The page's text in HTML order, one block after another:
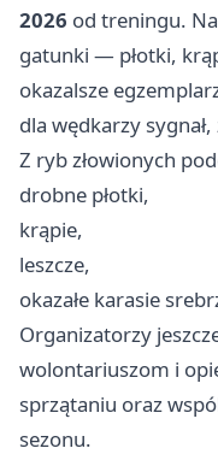
2026 od treningu.
gatunki — płotki,
okazalsze
dla wędkarzy
Z ryb złowionych
drobne płotki,
krąpie,
leszcze,
okazałe karasie
Organizatorzy
wolontariuszom i
sprzątaniu oraz
sezonu.